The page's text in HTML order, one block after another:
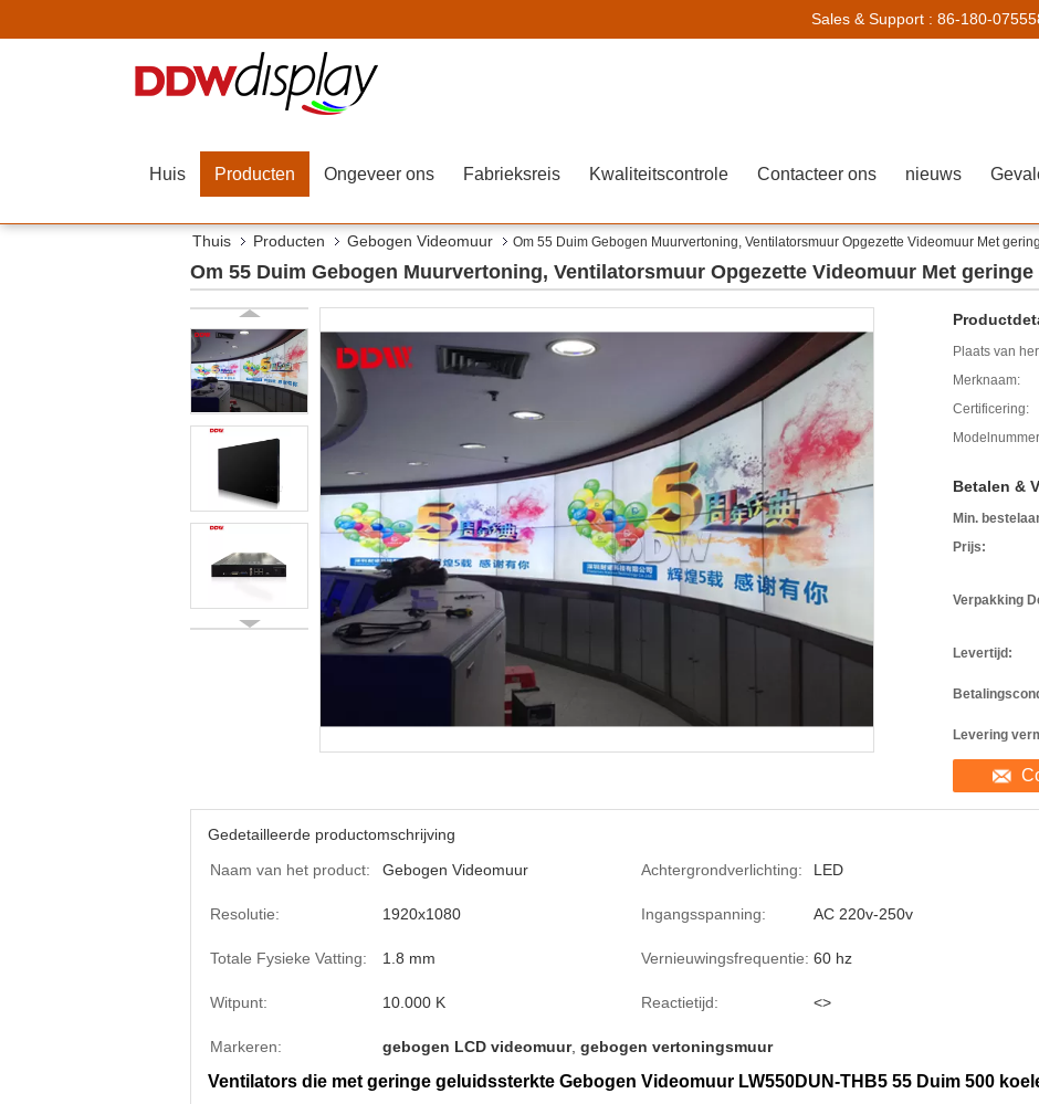
Sales & Support : 86-180-
Huis Producten Ongeveer ons Fabrieksreis Kwaliteitscontrole Contacteer ons nieuws
Thuis Producten Gebogen Videomuur Om 55 Duim Gebogen Muurvertoning, Ventilatorsmuur Opgezette Videomuur Met
Om 55 Duim Gebogen Muurvertoning, Ventilatorsmuur Opgezette Videomuur Met
Plaats van
Merknaam:
Certificering:
Betalen &
Min.
Prijs:
Verpakking
Levertijd:
Levering
Gedetailleerde productomschrijving
Naam van het product:
Gebogen Videomuur Achtergrondverlichting: LED
Resolutie: 1920x1080 Ingangsspanning: AC 220v-250v
Totale Fysieke Vatting: 1.8 mm Vernieuwingsfrequentie: 60 hz
Witpunt: 10.000 K Reactietijd: <>
Markeren: gebogen LCD videomuur, gebogen vertoningsmuur
Ventilators die met geringe geluidssterkte Gebogen Videomuur LW550DUN-THB5 55 Duim 500